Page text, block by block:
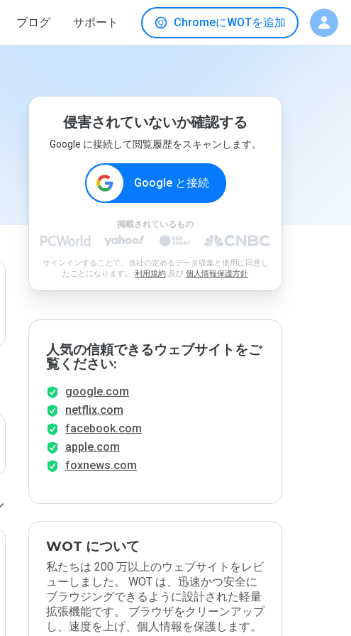
ブログ サポート ChromeにWOTを追加
侵害されていないか確認する
Google に接続して閲覧履歴をスキャンします。
Google と接続
掲載されているもの
サインインすることで、当社の定めるデータ収集と使用に同意し
たことになります。 利用規約 及び 個人情報保護方針
人気の信頼できるウェブサイトをご
覧ください:
google.com
netflix.com
facebook.com
apple.com
foxnews.com
WOT について
私たちは 200 万以上のウェブサイトをレビ
ューしました。 WOT は、迅速かつ安全に
ブラウジングできるように設計された軽量
拡張機能です。 ブラウザをクリーンアップ
し、速度を上げ、個人情報を保護します。